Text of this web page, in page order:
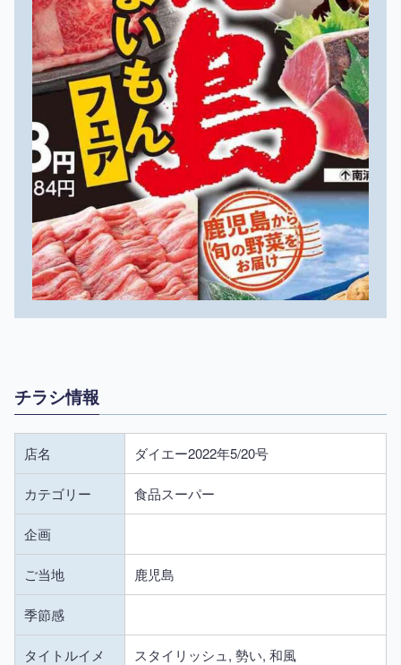
チラシ情報
店名 ダイエー2022年5/20号
カテゴリー 食品スーパー
企画
ご当地 鹿児島
季節感
タイトルイメ
スタイリッシュ, 勢い, 和風